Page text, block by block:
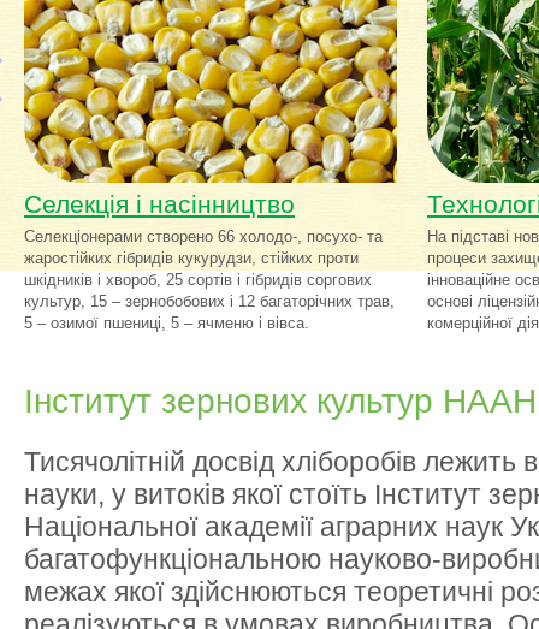
Селекція і насінництво
Селекціонерами створено 66 холодо-, посухо- та
жаростійких гібридів кукурудзи, стійких проти
шкідників і хвороб, 25 сортів і гібридів соргових
культур, 15 – зернобобових і 12 багаторічних трав,
5 – озимої пшениці, 5 – ячменю і вівса.
На підставі
процеси
інноваційне
основі
комерційної
Інститут зернових культур
Тисячолітній досвід хліборобів лежить
науки, у витоків якої стоїть Інститут
Національної академії аграрних наук
багатофункціональною науково-
межах якої здійснюються теоретичні